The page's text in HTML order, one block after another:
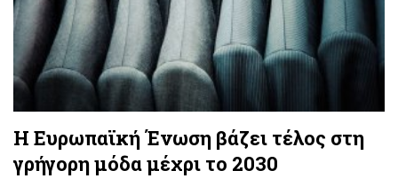
Η Ευρωπαϊκή Ένωση βάζει τέλος στη
γρήγορη μόδα μέχρι το 2030